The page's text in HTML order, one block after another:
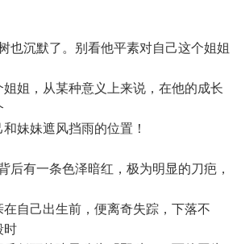
沉默了。别看他平素对自己这个姐姐
姐，从某种意义上来说，在他的成长
妹妹遮风挡雨的位置！
有一条色泽暗红，极为明显的刀疤，
自己出生前，便离奇失踪，下落不
时